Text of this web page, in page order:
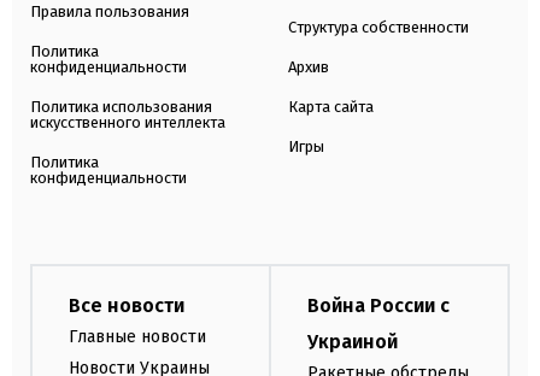
Правила пользования
Политика
конфиденциальности
Политика использования
искусственного интеллекта
Политика
конфиденциальности
Структура собственности
Архив
Карта сайта
Игры
Все новости
Главные новости
Новости Украины
Война России с
Украиной